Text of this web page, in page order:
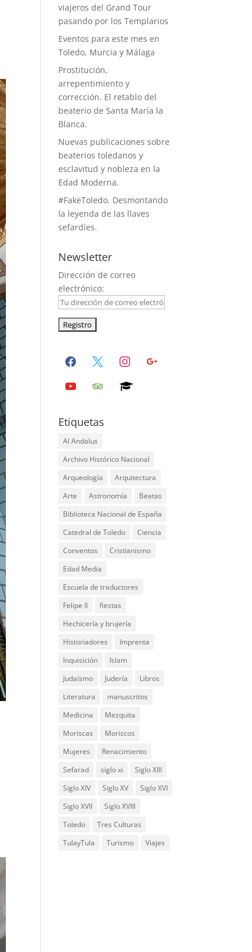
viajeros del Grand Tour
pasando por los Templarios
Eventos para este mes en
Toledo, Murcia y Málaga
Prostitución,
arrepentimiento y
corrección. El retablo del
beaterio de Santa María la
Blanca.
Nuevas publicaciones sobre
beaterios toledanos y
esclavitud y nobleza en la
Edad Moderna.
#FakeToledo. Desmontando
la leyenda de las llaves
sefardíes.
Newsletter
Dirección de correo
electrónico:
facebook instagramgoogle
youtubetripadvisorgraduation-
Etiquetas
Al Andalus
Archivo Histórico Nacional
Arqueología
Arquitectura
Arte
Astronomía
Beatas
Biblioteca Nacional de España
Catedral de Toledo
Ciencia
Conventos
Cristianismo
Edad Media
Escuela de traductores
Felipe II
fiestas
Hechicería y brujería
Historiadores
Imprenta
Inquisición
Islam
Judaísmo
Judería
Libros
Literatura
manuscritos
Medicina
Mezquita
Moriscas
Moriscos
Mujeres
Renacimiento
Sefarad
siglo xi
Siglo XIII
Siglo XIV
Siglo XV
Siglo XVI
Siglo XVII
Siglo XVIII
Toledo
Tres Culturas
TulayTula
Turismo Viajes